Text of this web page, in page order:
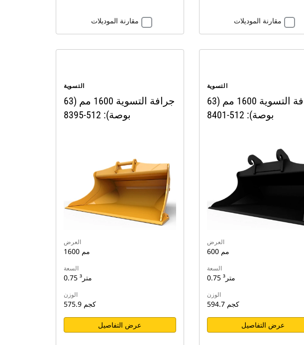
مقارنة الموديلات مقارنة الموديلات
التسوية
جرافة التسوية 1600 مم (63
بوصة): 512-8395
العرض
1600 مم
السعة
0.75 متر³
الوزن
575.9 كجم
عرض التفاصيل
التسوية
جرافة التسوية 1600 مم (63
بوصة): 512-8401
العرض
600 مم
السعة
0.75 متر³
الوزن
594.7 كجم
عرض التفاصيل